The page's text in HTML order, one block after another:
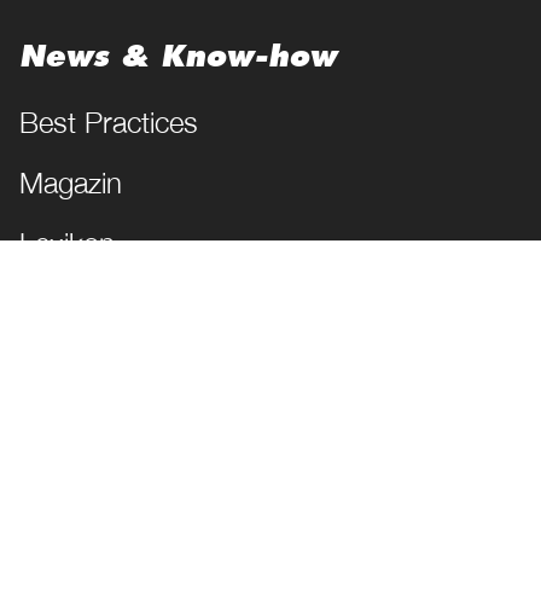
News & Know-how
Best Practices
Magazin
Lexikon